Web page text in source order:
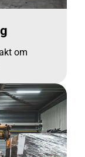
om